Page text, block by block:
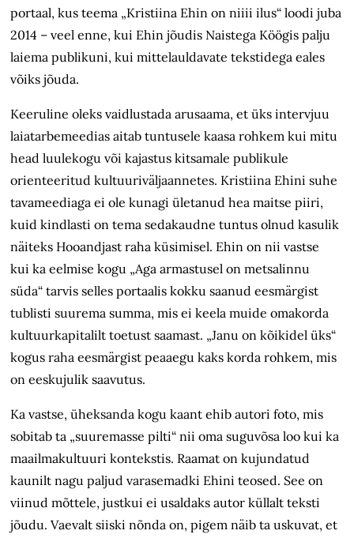
portaal, kus teema „Kristiina Ehin on niiii ilus“ loodi juba
2014 – veel enne, kui Ehin jõudis Naistega Köögis palju
laiema publikuni, kui mittelauldavate tekstidega eales
võiks jõuda.
Keeruline oleks vaidlustada arusaama, et üks intervjuu
laiatarbemeedias aitab tuntusele kaasa rohkem kui mitu
head luulekogu või kajastus kitsamale publikule
orienteeritud kultuuriväljaannetes. Kristiina Ehini suhe
tavameediaga ei ole kunagi ületanud hea maitse piiri,
kuid kindlasti on tema sedakaudne tuntus olnud kasulik
näiteks Hooandjast raha küsimisel. Ehin on nii vastse
kui ka eelmise kogu „Aga armastusel on metsalinnu
süda“ tarvis selles portaalis kokku saanud eesmärgist
tublisti suurema summa, mis ei keela muide omakorda
kultuurkapitalilt toetust saamast. „Janu on kõikidel üks“
kogus raha eesmärgist peaaegu kaks korda rohkem, mis
on eeskujulik saavutus.
Ka vastse, üheksanda kogu kaant ehib autori foto, mis
sobitab ta „suuremasse pilti“ nii oma suguvõsa loo kui ka
maailmakultuuri kontekstis. Raamat on kujundatud
kaunilt nagu paljud varasemadki Ehini teosed. See on
viinud mõttele, justkui ei usaldaks autor küllalt teksti
jõudu. Vaevalt siiski nõnda on, pigem näib ta uskuvat, et